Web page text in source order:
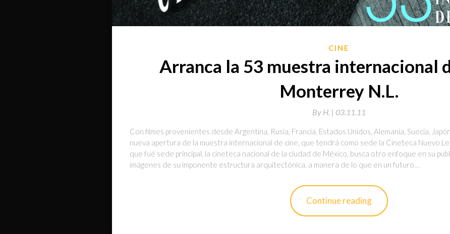
CINE
Arranca la 53 muestra internacional
Monterrey N.L.
By H. | 03.11.11
Con filmes provenientes desde Argentina, Rusia, Francia, Estados Unidos, Alemania, Suecia,
nueva apertura de la muestra internacional de cine, que tendrá como sede la Cineteca Nuevo
que fué sede principal, la cineteca nacional de la ciudad de México, busca otro enfoque en su
imágenes de su imponente estructura arquitectónica, a manera de lo que en un futuro…
Continue reading